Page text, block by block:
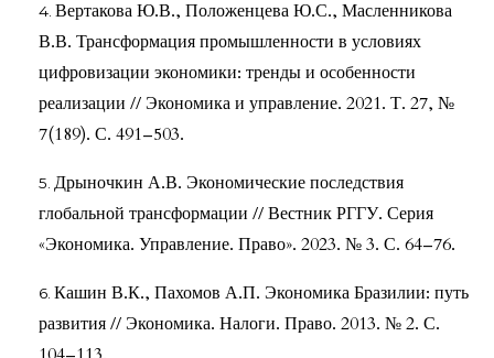
Вертакова Ю.В., Положенцева Ю.С., Масленникова
В.В. Трансформация промышленности в условиях
цифровизации экономики: тренды и особенности
реализации // Экономика и управление. 2021. Т. 27, №
7(189). С. 491–503.
Дрыночкин А.В. Экономические последствия
глобальной трансформации // Вестник РГГУ. Серия
«Экономика. Управление. Право». 2023. № 3. С. 64–76.
Кашин В.К., Пахомов А.П. Экономика Бразилии: путь
развития // Экономика. Налоги. Право. 2013. № 2. С.